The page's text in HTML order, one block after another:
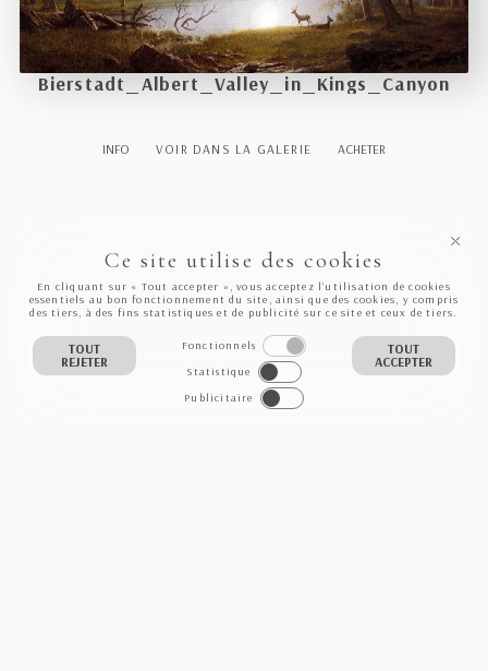
Bierstadt_Albert_Valley_in_Kings_Canyon
INFO VOIR DANS LA GALERIE ACHETER
Ce site utilise des cookies
En cliquant sur « Tout accepter », vous acceptez l’utilisation de cookies
essentiels au bon fonctionnement du site, ainsi que des cookies, y compris
des tiers, à des fins statistiques et de publicité sur ce site et ceux de tiers.
TOUT
REJETER
Fonctionnels
Statistique
Publicitaire
TOUT
ACCEPTER